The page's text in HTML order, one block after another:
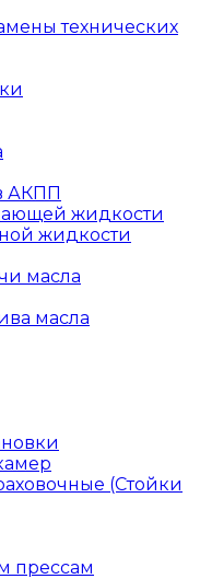
технических
АКПП
жидкости
жидкости
масла
масла
(Стойки
прессам